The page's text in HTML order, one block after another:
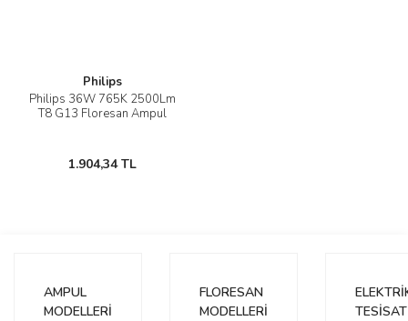
Philips
Philips 36W 765K 2500Lm
T8 G13 Floresan Ampul
1.904,34 TL
AMPUL
MODELLERİ
FLORESAN
MODELLERİ
TESİSAT